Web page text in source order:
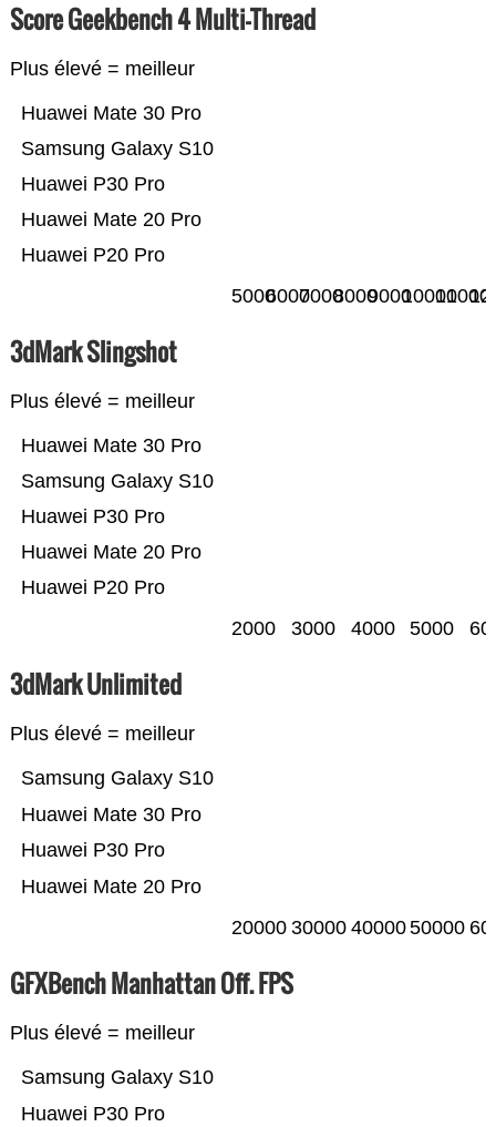
Score Geekbench 4 Multi-Thread
Plus élevé = meilleur
Huawei P20 Pro
Huawei Mate 20 Pro
Huawei P30 Pro
Samsung Galaxy S10
Huawei Mate 30 Pro
500060007000800090001000011000
3dMark Slingshot
Plus élevé = meilleur
Huawei P20 Pro
Huawei Mate 20 Pro
Huawei P30 Pro
Samsung Galaxy S10
Huawei Mate 30 Pro
2000 3000 4000 5000
3dMark Unlimited
Plus élevé = meilleur
Huawei Mate 20 Pro
Huawei P30 Pro
Huawei Mate 30 Pro
Samsung Galaxy S10
20000 30000 4000050000
GFXBench Manhattan Off. FPS
Plus élevé = meilleur
Huawei P30 Pro
Samsung Galaxy S10